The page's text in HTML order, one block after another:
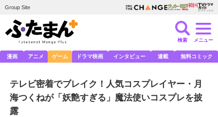
Group Site
検索 メニュー
漫画 アニメ ゲーム ドラマ映画 インタビュー 連載 無料コミック
テレビ密着でブレイク！人気コスプレイヤー・月
海つくねが「妖艶すぎる」魔法使いコスプレを披
露